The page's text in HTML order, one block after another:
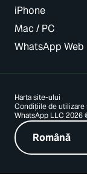
iPhone
Mac / PC
WhatsApp Web
WhatsApp LLC 2026
Condițiile de
Harta site-ului